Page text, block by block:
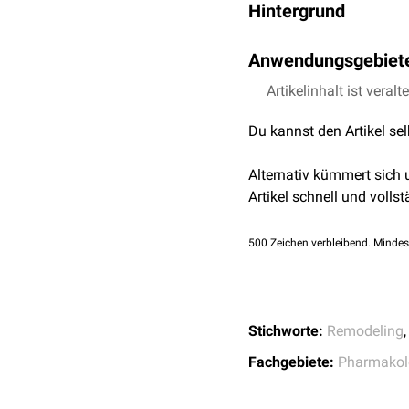
Hintergrund
Hypertrophie,Dilatation
es, diese
Der Begriff wird vor
zur Anti-Remodeling-
Artikelinhalt ist
Du kannst den Artikel
Alternativ kümmert sich
Artikel schnell und
500 Zeichen verbleibend.
Stichworte: Remodeling,
Fachgebiete: